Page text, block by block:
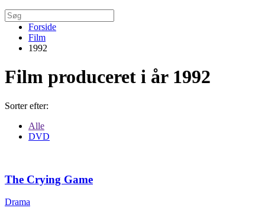
Forside
Film
1992
Film produceret i år 1992
Sorter efter:
Alle
DVD
The Crying Game
Drama